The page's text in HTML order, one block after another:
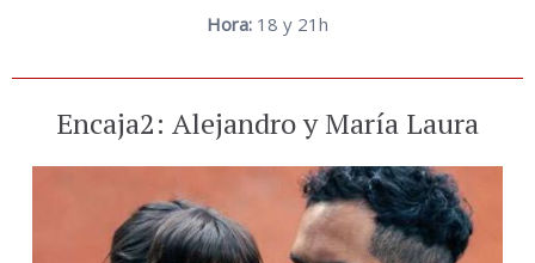
Hora: 18 y 21h
Encaja2: Alejandro y María Laura